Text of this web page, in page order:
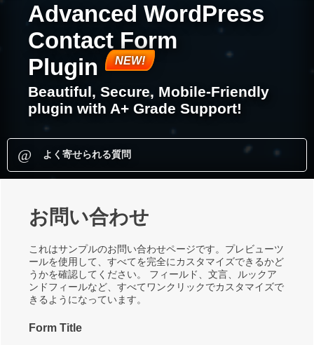
Advanced WordPress
Contact Form
Plugin
Beautiful, Secure, Mobile-Friendly
plugin with A+ Grade Support!
お問い合わせ
よく寄せられる質問
お問い合わせ
これはサンプルのお問い合わせページです。プレビューツ
ールを使用して、すべてを完全にカスタマイズできるかど
うかを確認してください。 フィールド、文言、ルックア
ンドフィールなど、すべてワンクリックでカスタマイズで
きるようになっています。
Form Title